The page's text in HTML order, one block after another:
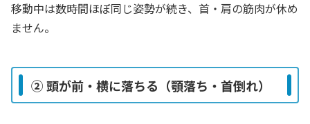
移動中は数時間ほぼ同じ姿勢が続き、首・肩の筋肉が休め
ません。
② 頭が前・横に落ちる（顎落ち・首倒れ）